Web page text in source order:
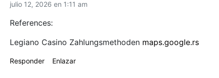
julio 12, 2026 en 1:11 am
References:
Legiano Casino Zahlungsmethoden maps.google.rs
Responder Enlazar